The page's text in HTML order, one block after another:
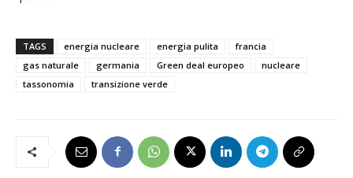
TAGS energia nucleare energia pulita
francia
gas naturale
germania Green deal europeo
nucleare
tassonomia
transizione verde